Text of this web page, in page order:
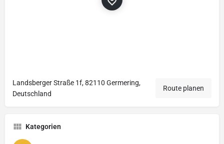
Landsberger Straße 1f, 82110 Germering,
Deutschland
Route planen
Kategorien